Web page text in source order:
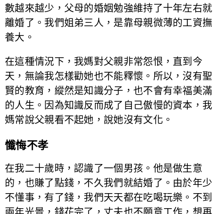
數越來越少，父母的婚姻勉強維持了十年左右就
離婚了。我們姐弟三人，是靠母親微薄的工資撫
養大。
在這種情況下，我媽對父親非常怨恨，直到今
天，無論我怎樣勸她也不能釋懷。所以，沒有聖
賢的教育，縱然是知識分子，也不會有幸福美滿
的人生。因為知識反而成了自己傲慢的資本，我
媽常說父親看不起她，說她沒有文化。
懺悔不孝
在我二十歲時，認識了一個男孩。他是做生意
的，也賺了點錢，不久我們就結婚了。由於年少
不懂事，有了錢，我們天天都在吃喝玩樂。不到